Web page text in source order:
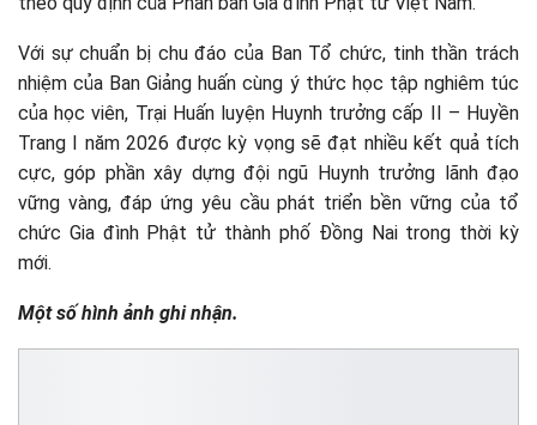
Với sự chuẩn bị chu đáo của Ban Tổ chức, tinh thần trách
nhiệm của Ban Giảng huấn cùng ý thức học tập nghiêm túc
của học viên, Trại Huấn luyện Huynh trưởng cấp II – Huyền
Trang I năm 2026 được kỳ vọng sẽ đạt nhiều kết quả tích
cực, góp phần xây dựng đội ngũ Huynh trưởng lãnh đạo
vững vàng, đáp ứng yêu cầu phát triển bền vững của tổ
chức Gia đình Phật tử thành phố Đồng Nai trong thời kỳ
mới.
Một số hình ảnh ghi nhận.